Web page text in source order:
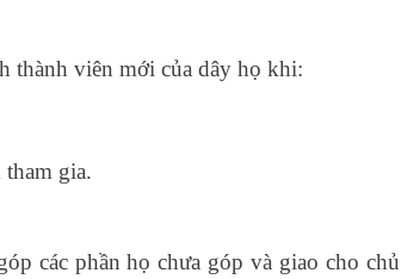
thành viên mới của dây họ khi:
gia.
các phần họ chưa góp và giao cho chủ